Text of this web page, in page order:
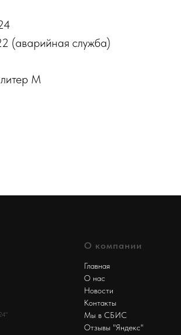
(аварийная служба)
М
О компании
Главная
О нас
Новости
Контакты
Мы в СБИС
Отзывы "Яндекс"